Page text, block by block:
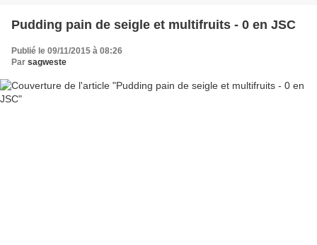
Pudding pain de seigle et multifruits - 0 en JSC
Publié le 09/11/2015 à 08:26
Par sagweste